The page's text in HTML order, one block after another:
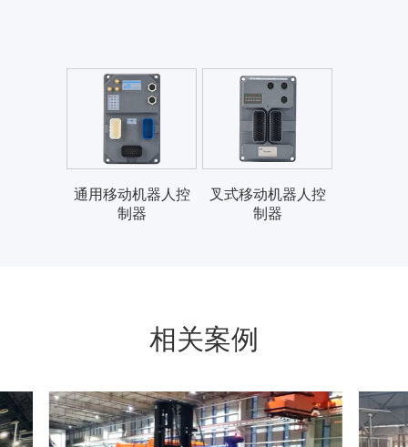
选增功能
通用移动机器人控
制器
叉式移动机器人控
制器
相关案例